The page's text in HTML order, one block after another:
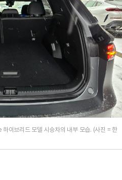
이브리드 모델 시승차의 내부 모습. (사진 = 한